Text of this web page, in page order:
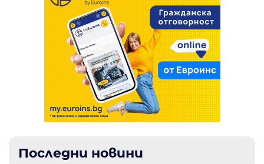
Последни новини